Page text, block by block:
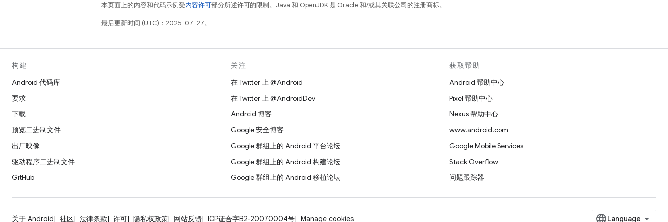
本页面上的内容和代码示例受内容许可部分所述许可的限制。Java 和 OpenJDK 是 Oracle 和/或其关联公司的注册商标。
最后更新时间 (UTC)：2025-07-27。
构建
Android 代码库
要求
下载
预览二进制文件
出厂映像
驱动程序二进制文件
GitHub
关注
在 Twitter 上 @Android
在 Twitter 上 @AndroidDev
Android 博客
Google 安全博客
Google 群组上的 Android 平台论坛
Google 群组上的 Android 构建论坛
Google 群组上的 Android 移植论坛
获取帮助
Android 帮助中心
Pixel 帮助中心
Nexus 帮助中心
www.android.com
Google Mobile Services
Stack Overflow
问题跟踪器
关于 Android 社区 法律条款 许可 隐私权政策 网站反馈 ICP证合字B2-20070004号 Manage cookies